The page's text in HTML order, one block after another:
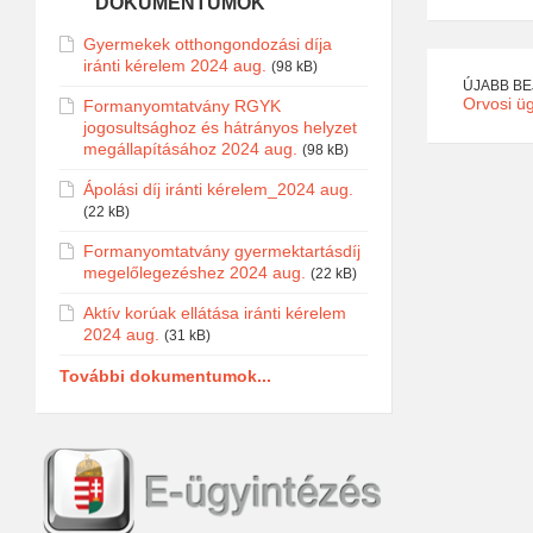
ÚJABB
Orvosi
Gyermekek otthongondozási díja
iránti kérelem 2024 aug.
(98 kB)
Formanyomtatvány RGYK
jogosultsághoz és hátrányos helyzet
megállapításához 2024 aug.
(98 kB)
Ápolási díj iránti kérelem_2024 aug.
(22 kB)
Formanyomtatvány gyermektartásdíj
megelőlegezéshez 2024 aug.
(22 kB)
Aktív korúak ellátása iránti kérelem
2024 aug.
(31 kB)
További dokumentumok...